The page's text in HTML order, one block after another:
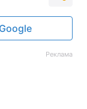
Реклама